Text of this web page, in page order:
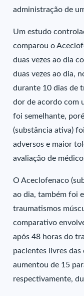
administração de
Um estudo
comparou o
duas vezes ao dia
duas vezes ao dia,
durante 10 dias de
dor de acordo com
foi semelhante,
(substância ativa)
adversos e maior
avaliação de
O Aceclofenaco
ao dia, também foi
traumatismos
comparativo
após 48 horas do
pacientes livres
aumentou de 15
respectivamente,